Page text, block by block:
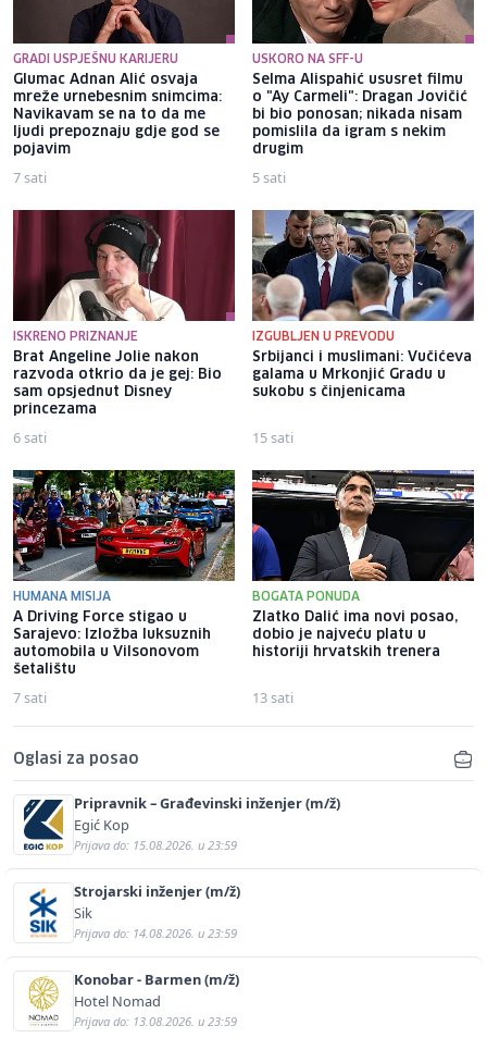
GRADI USPJEŠNU KARIJERU
Glumac Adnan Alić osvaja
mreže urnebesnim snimcima:
Navikavam se na to da me
ljudi prepoznaju gdje god se
pojavim
7 sati
USKORO NA SFF-U
Selma Alispahić ususret filmu
o "Ay Carmeli": Dragan Jovičić
bi bio ponosan; nikada nisam
pomislila da igram s nekim
drugim
5 sati
ISKRENO PRIZNANJE
Brat Angeline Jolie nakon
razvoda otkrio da je gej: Bio
sam opsjednut Disney
princezama
6 sati
IZGUBLJEN U PREVODU
Srbijanci i muslimani: Vučićeva
galama u Mrkonjić Gradu u
sukobu s činjenicama
15 sati
HUMANA MISIJA
A Driving Force stigao u
Sarajevo: Izložba luksuznih
automobila u Vilsonovom
šetalištu
7 sati
BOGATA PONUDA
Zlatko Dalić ima novi posao,
dobio je najveću platu u
historiji hrvatskih trenera
13 sati
Oglasi za posao
Pripravnik – Građevinski inženjer (m/ž)
Egić Kop
Prijava do: 15.08.2026. u 23:59
Strojarski inženjer (m/ž)
Sik
Prijava do: 14.08.2026. u 23:59
Konobar - Barmen (m/ž)
Hotel Nomad
Prijava do: 13.08.2026. u 23:59